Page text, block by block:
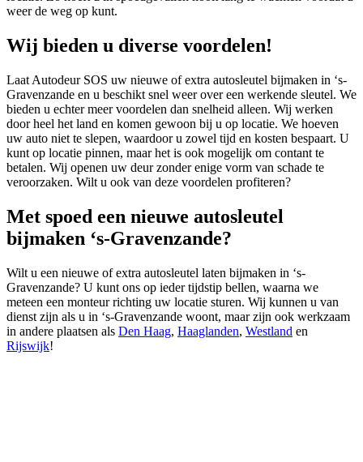
weer de weg op kunt.
Wij bieden u diverse voordelen!
Laat Autodeur SOS uw nieuwe of extra autosleutel bijmaken in ‘s-
Gravenzande en u beschikt snel weer over een werkende sleutel. We
bieden u echter meer voordelen dan snelheid alleen. Wij werken
door heel het land en komen gewoon bij u op locatie. We hoeven
uw auto niet te slepen, waardoor u zowel tijd en kosten bespaart. U
kunt op locatie pinnen, maar het is ook mogelijk om contant te
betalen. Wij openen uw deur zonder enige vorm van schade te
veroorzaken. Wilt u ook van deze voordelen profiteren?
Met spoed een nieuwe autosleutel
bijmaken ‘s-Gravenzande?
Wilt u een nieuwe of extra autosleutel laten bijmaken in ‘s-
Gravenzande? U kunt ons op ieder tijdstip bellen, waarna we
meteen een monteur richting uw locatie sturen. Wij kunnen u van
dienst zijn als u in ‘s-Gravenzande woont, maar zijn ook werkzaam
in andere plaatsen als Den Haag, Haaglanden, Westland en
Rijswijk!